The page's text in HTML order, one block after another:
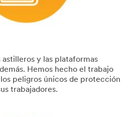
astilleros y las plataformas
Hemos hecho el trabajo
peligros únicos de protección
trabajadores.